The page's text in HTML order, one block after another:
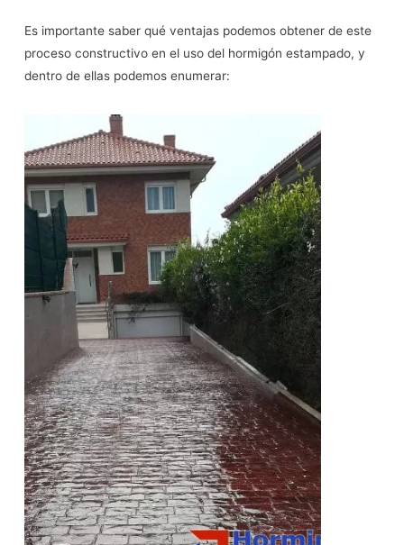
Es importante saber qué ventajas podemos obtener de este
proceso constructivo en el uso del hormigón estampado, y
dentro de ellas podemos enumerar: